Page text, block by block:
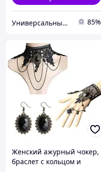
Универсальный Интернет-магазин POPULAR 85%
Женский ажурный чокер,
браслет с кольцом и